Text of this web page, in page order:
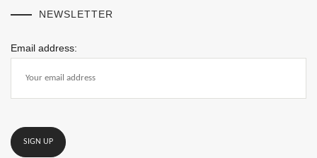
NEWSLETTER
Email address: